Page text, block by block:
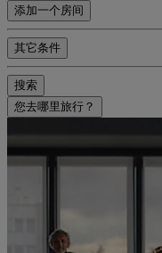
添加一个房间
其它条件
搜索
您去哪里旅行？